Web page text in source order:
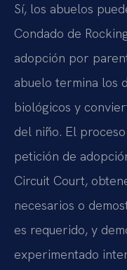
Sí, los abuelos
Condado de
adopción por
abuelo termina los
biológicos y
del niño. El
petición de
Circuit Court,
necesarios o
es requerido, y
experimentado